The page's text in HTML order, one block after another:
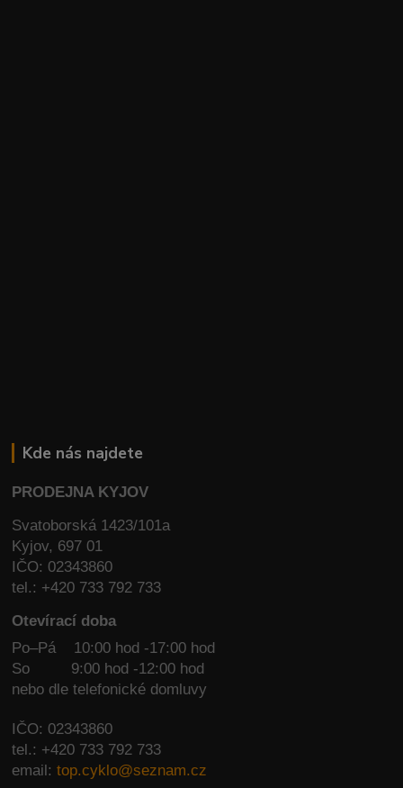
Kde nás najdete
PRODEJNA KYJOV
Svatoborská 1423/101a
Kyjov, 697 01
IČO: 02343860
tel.: +420 733 792 733
Otevírací doba
Po–Pá 10:00 hod -17:00 hod
So
9:00 hod -12:00 hod
nebo dle telefonické domluvy
IČO: 02343860
tel.: +420 733 792 733
email:top.cyklo@seznam.cz